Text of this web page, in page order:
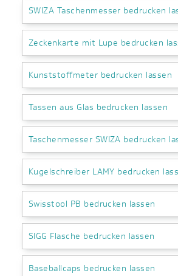
SWIZA Taschenmesser bedrucken
Zeckenkarte mit Lupe bedrucken
Kunststoffmeter bedrucken lassen
Tassen aus Glas bedrucken lassen
Taschenmesser SWIZA bedrucken
Kugelschreiber LAMY bedrucken
Swisstool PB bedrucken lassen
SIGG Flasche bedrucken lassen
Baseballcaps bedrucken lassen